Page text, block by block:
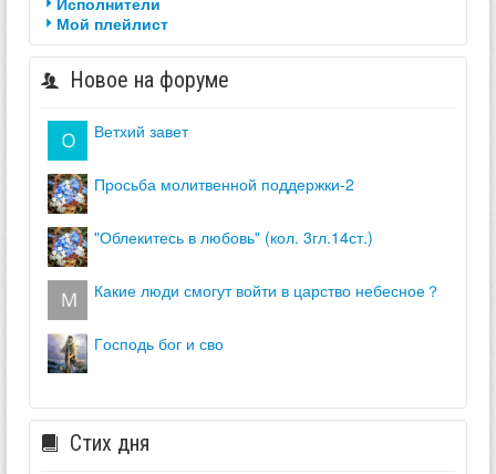
Мой плейлист
Новое на форуме
ветхий завет
просьба молитвенной поддержки-2
"облекитесь в любовь" (кол. 3гл.14ст.)
какие люди смогут войти в царство небесное？
господь бог и сво
Стих дня